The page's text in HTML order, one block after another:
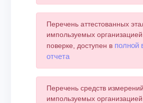
Перечень аттестованных
импользуемых
поверке, доступен в полной
отчета
Перечень средств измерений,
импользуемых